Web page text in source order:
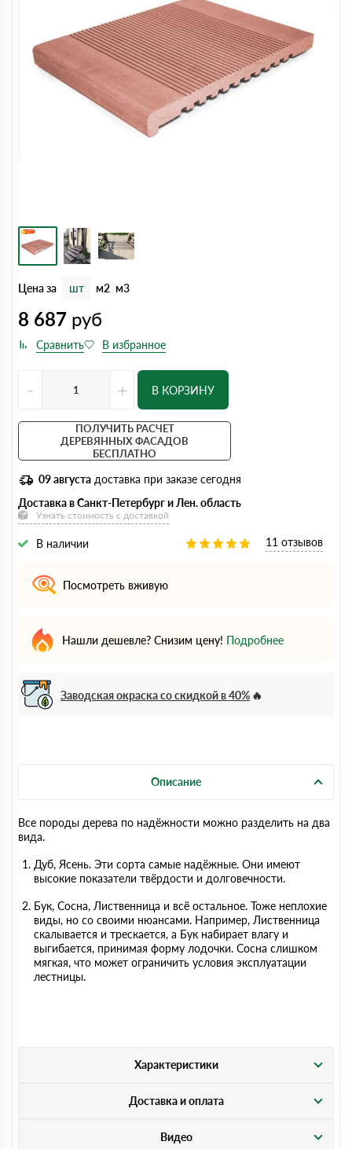
Цена за шт м2 м3
8 687 руб
- + В КОРЗИНУ
ПОЛУЧИТЬ РАСЧЕТ
ДЕРЕВЯННЫХ ФАСАДОВ
БЕСПЛАТНО
09 августа доставка при заказе сегодня
Доставка в Санкт-Петербург и Лен. область
Узнать стоимость с доставкой
В наличии 11 отзывов
Посмотреть вживую
Нашли дешевле? Снизим цену! Подробнее
Заводская окраска со скидкой в 40%
Описание
Все породы дерева по надёжности можно разделить на два
вида.
Дуб, Ясень. Эти сорта самые надёжные. Они имеют
высокие показатели твёрдости и долговечности.
Бук, Сосна, Лиственница и всё остальное. Тоже неплохие
виды, но со своими нюансами. Например, Лиственница
скалывается и трескается, а Бук набирает влагу и
выгибается, принимая форму лодочки. Сосна слишком
мягкая, что может ограничить условия эксплуатации
лестницы.
Характеристики
Доставка и оплата
Видео